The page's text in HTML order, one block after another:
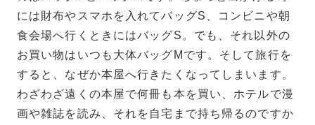
には財布やスマホを入れてバッグS、コンビニや朝
食会場へ行くときにはバッグS。でも、それ以外の
お買い物はいつも大体バッグMです。そして旅行を
すると、なぜか本屋へ行きたくなってしまいます。
わざわざ遠くの本屋で何冊も本を買い、ホテルで漫
画や雑誌を読み、それを自宅まで持ち帰るのですか